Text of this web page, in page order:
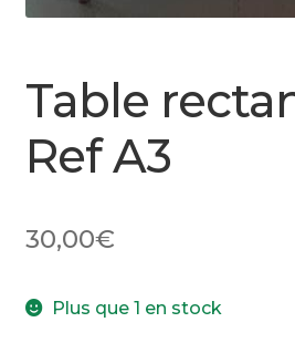
Table
Ref A3
30,00€
Plus que 1 en stock